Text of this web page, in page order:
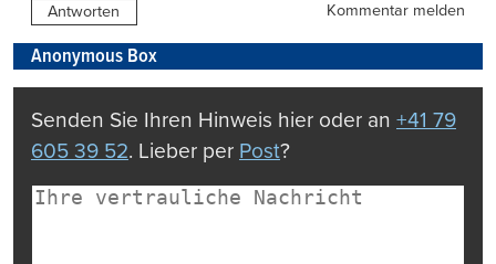
Antworten Kommentar melden
Anonymous Box
Senden Sie Ihren Hinweis hier oder an +41 79
605 39 52. Lieber per Post?